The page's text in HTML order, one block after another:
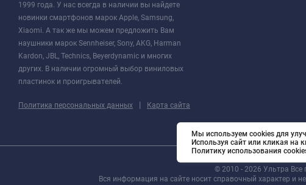
1999 года. У нас всегда в наличии вы найдете
новинки смартфонов марок Apple, Samsung,
Xiaomi. А так же мы можем предложить Вам
наушники марок Sennheiser, Sony, AKG, Harman
Kardon, JBL, Technics, Beyerdynamic и многих
других. В наличии огромный выбор виниловых
пластинок и проигрывателей.
Политика персональных данных | Карта сайта
© 2010 - 2026 Ультра
Вся информация на сайте носит справочный характер и
Мы используем cookies для
Используя сайт или кликая на
Политику использования